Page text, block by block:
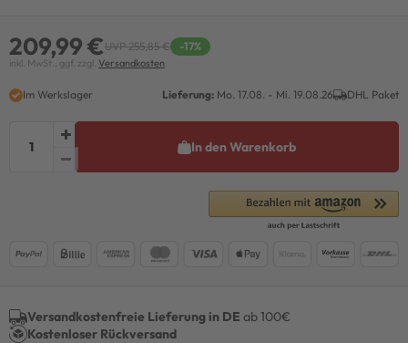
209,99 €UVP 255,85 € -17%
inkl. MwSt., ggf. zzgl. Versandkosten
Im Werkslager Lieferung: Mo. 17.08. - Mi. 19.08.26 DHL Paket
In den Warenkorb
Versandkostenfreie Lieferung in DE ab 100€
Kostenloser Rückversand